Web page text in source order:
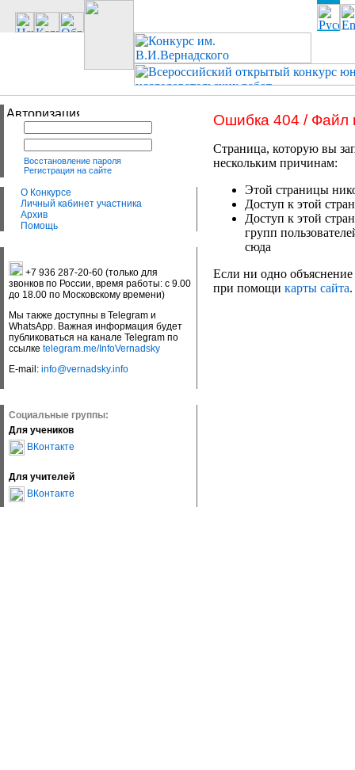
Восстановление пароля
Регистрация на сайте
О Конкурсе
Личный кабинет участника
Архив
Помощь
+7 936 287-20-60 (только для
звонков по России, время работы: с 9.00
до 18.00 по Московскому времени)
Мы также доступны в Telegram и
WhatsApp. Важная информация будет
публиковаться на канале Telegram по
ссылке telegram.me/InfoVernadsky
E-mail: info@vernadsky.info
Социальные группы:
Для учеников
ВКонтакте
Для учителей
ВКонтакте
Ошибка 404 / Файл
Страница, которую вы
нескольким причинам:
Этой страницы
Доступ к этой
Доступ к этой
групп
сюда
Если ни одно объяснение
при помощи карты сайта.